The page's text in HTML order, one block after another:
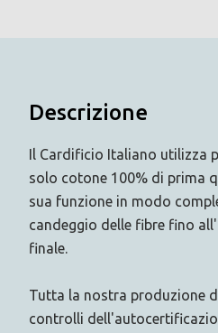
Descrizione
Il Cardificio Italiano utilizza
solo cotone 100% di prima
sua funzione in modo
candeggio delle fibre fino
finale.
Tutta la nostra produzione
controlli